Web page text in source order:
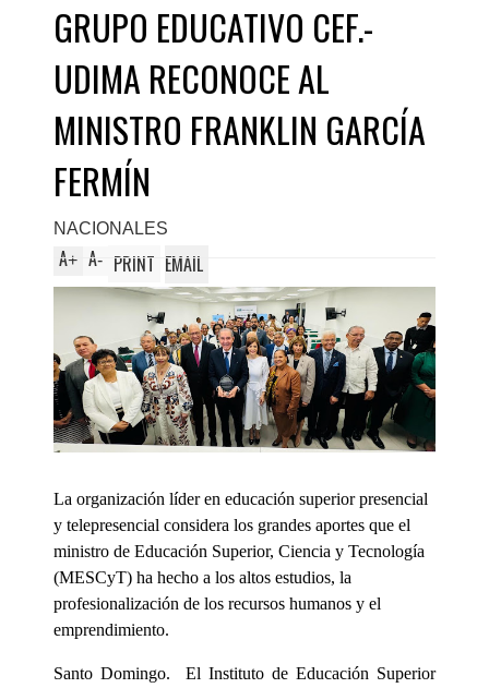
GRUPO EDUCATIVO CEF.-
UDIMA RECONOCE AL
MINISTRO FRANKLIN GARCÍA
FERMÍN
NACIONALES
A+ A- PRINT EMAIL
La organización líder en educación superior presencial
y telepresencial considera los grandes aportes que el
ministro de Educación Superior, Ciencia y Tecnología
(MESCyT) ha hecho a los altos estudios, la
profesionalización de los recursos humanos y el
emprendimiento.
Santo Domingo. El Instituto de Educación Superior